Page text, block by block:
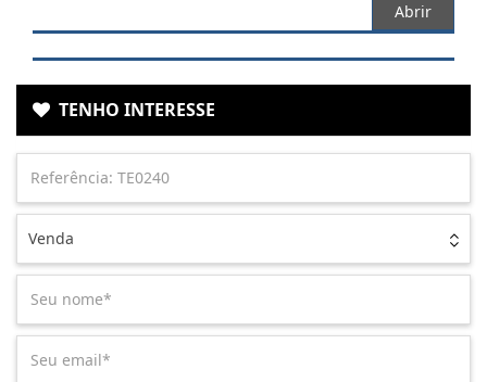
Abrir
TENHO INTERESSE
Venda